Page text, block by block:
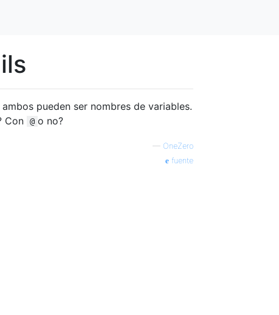
pueden ser nombres de variables.
Con
@ o no?
— OneZero
fuente